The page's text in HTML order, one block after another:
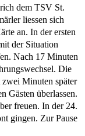
dem TSV St.
liessen sich
an. In der ersten
der Situation
Nach 17 Minuten
Die
Minuten später
Gästen überlassen.
freuen. In der 24.
gingen. Zur Pause